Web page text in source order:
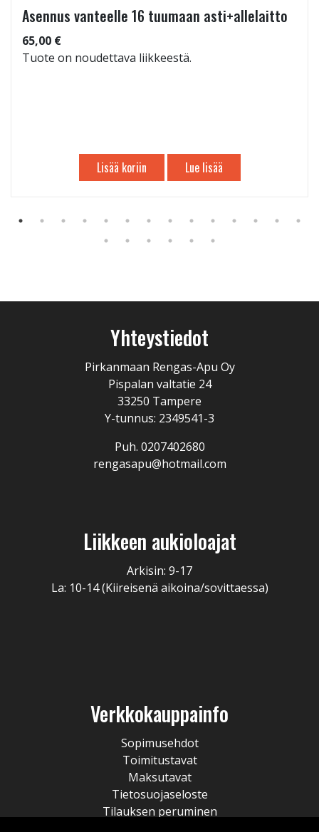
Asennus vanteelle 16 tuumaan asti+allelaitto
65,00 €
Tuote on noudettava liikkeestä.
Lisää koriin Lue lisää
Yhteystiedot
Pirkanmaan Rengas-Apu Oy
Pispalan valtatie 24
33250 Tampere
Y-tunnus: 2349541-3
Puh. 0207402680
rengasapu@hotmail.com
Liikkeen aukioloajat
Arkisin: 9-17
La: 10-14 (Kiireisenä aikoina/sovittaessa)
Verkkokauppainfo
Sopimusehdot
Toimitustavat
Maksutavat
Tietosuojaseloste
Tilauksen peruminen